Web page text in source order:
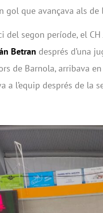
gol que avançava als de
del segon període, el
Betran després d’una
de Barnola, arribava
a l’equip després de la